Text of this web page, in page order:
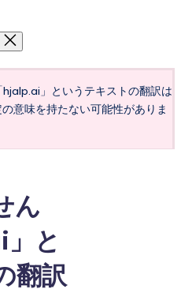
」というテキストの翻訳は
意味を持たない可能性がありま
ん
と
翻訳